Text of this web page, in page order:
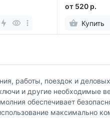
от 520 р.
Купить
работы, поездок и
и другие необходимые
обеспечивает
максимально